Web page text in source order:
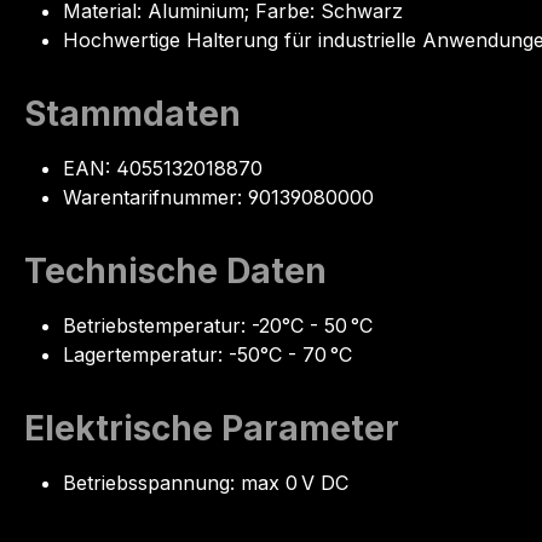
Material: Aluminium; Farbe: Schwarz
Hochwertige Halterung für industrielle
Stammdaten
EAN: 4055132018870
Warentarifnummer: 90139080000
Technische Daten
Betriebstemperatur: -20°C - 50 °C
Lagertemperatur: -50°C - 70 °C
Elektrische Parameter
Betriebsspannung: max 0 V DC